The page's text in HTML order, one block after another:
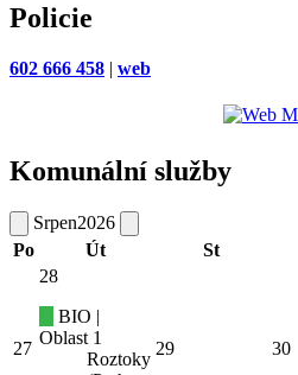
Policie
602 666 458 | web
Komunální služby
Srpen2026
Po
Út St
27
28
BIO |
Oblast 1
Roztoky
29 30